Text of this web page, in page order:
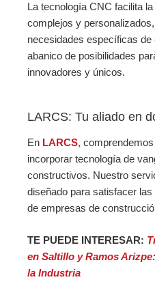
La tecnología CNC facilita
complejos y
necesidades específicas
abanico de posibilidades
innovadores y únicos.
LARCS: Tu aliado en
En LARCS,
incorporar tecnología de
constructivos. Nuestro
diseñado para satisfacer
de empresas de
TE PUEDE INTERESAR:
en Saltillo y Ramos
la Industria